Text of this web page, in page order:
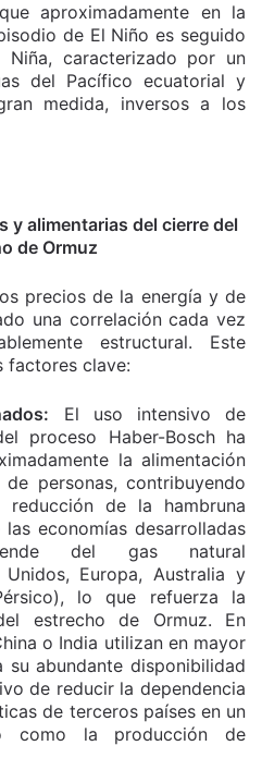
aproximadamente en la
de El Niño es seguido
caracterizado por un
del Pacífico ecuatorial y
medida, inversos a los
y alimentarias del cierre del
de Ormuz
precios de la energía y de
una correlación cada vez
estructural. Este
factores clave:
El uso intensivo de
proceso Haber-Bosch ha
la alimentación
personas, contribuyendo
de la hambruna
economías desarrolladas
del gas natural
Europa, Australia y
lo que refuerza la
estrecho de Ormuz. En
o India utilizan en mayor
abundante disponibilidad
de reducir la dependencia
de terceros países en un
como la producción de